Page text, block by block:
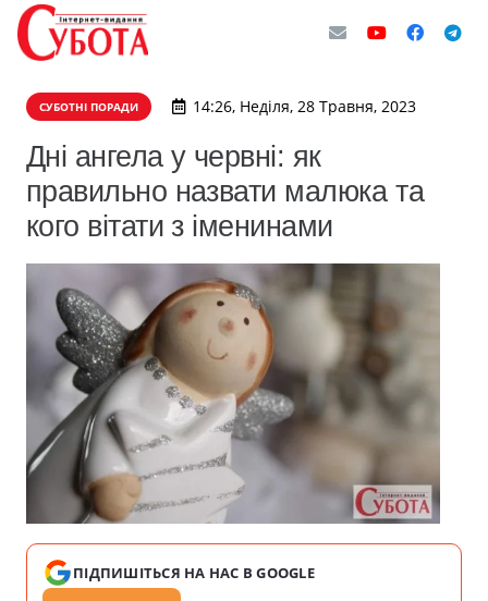
СУБОТНІ ПОРАДИ 14:26, Неділя, 28 Травня, 2023
Дні ангела у червні: як
правильно назвати малюка та
кого вітати з іменинами
ПІДПИШІТЬСЯ НА НАС В GOOGLE